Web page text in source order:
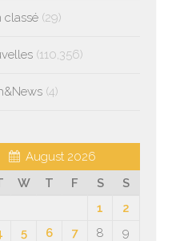
classé (29)
(110,356)
(4)
August 2026
W T F S
S
1
2
5 6 7 8
9